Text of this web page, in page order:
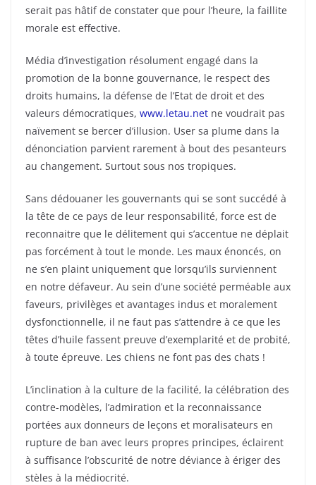
serait pas hâtif de constater que pour l’heure, la faillite
morale est effective.
Média d’investigation résolument engagé dans la
promotion de la bonne gouvernance, le respect des
droits humains, la défense de l’Etat de droit et des
valeurs démocratiques, www.letau.net ne voudrait pas
naïvement se bercer d’illusion. User sa plume dans la
dénonciation parvient rarement à bout des pesanteurs
au changement. Surtout sous nos tropiques.
Sans dédouaner les gouvernants qui se sont succédé à
la tête de ce pays de leur responsabilité, force est de
reconnaitre que le délitement qui s’accentue ne déplait
pas forcément à tout le monde. Les maux énoncés, on
ne s’en plaint uniquement que lorsqu’ils surviennent
en notre défaveur. Au sein d’une société perméable aux
faveurs, privilèges et avantages indus et moralement
dysfonctionnelle, il ne faut pas s’attendre à ce que les
têtes d’huile fassent preuve d’exemplarité et de probité,
à toute épreuve. Les chiens ne font pas des chats !
L’inclination à la culture de la facilité, la célébration des
contre-modèles, l’admiration et la reconnaissance
portées aux donneurs de leçons et moralisateurs en
rupture de ban avec leurs propres principes, éclairent
à suffisance l’obscurité de notre déviance à ériger des
stèles à la médiocrité.